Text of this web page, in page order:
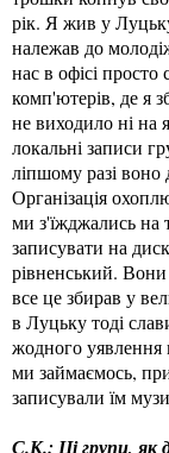
рік. Я жив у
належав до
нас в офісі просто
комп'ютерів, де я
не виходило ні на
локальні записи
ліпшому разі воно
Організація
ми з'їжджались на
записувати на
рівненський.
все це збирав у
в Луцьку тоді
жодного
ми займаємось,
записували їм
С.К.: Ці групи, як